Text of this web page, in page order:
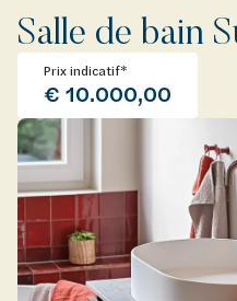
Salle de bain
Prix indicatif*
€ 10.000,00